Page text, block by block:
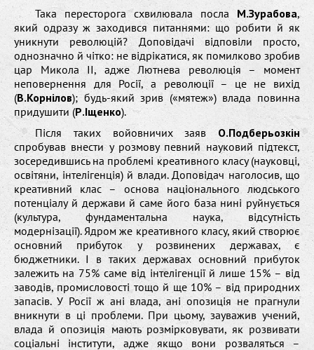
Така пересторога схвилювала посла М.Зурабова,
який одразу ж заходився питаннями: що робити й як
уникнути революцій? Доповідачі відповіли просто,
однозначно й чітко: не відрікатися, як помилково зробив
цар Микола ІІ, адже Лютнева революція – момент
неповернення для Росії, а революції – це не вихід
(В.Корнілов); будь-який зрив («мятеж») влада повинна
придушити (Р.Іщенко).
Після таких войовничих заявО.Подберьозкін
спробував внести у розмову певний науковий підтекст,
зосередившись на проблемі креативного класу (науковці,
освітяни, інтелігенція) й влади. Доповідач наголосив, що
креативний клас – основа національного людського
потенціалу й держави й саме його база нині руйнується
(культура, фундаментальна наука, відсутність
модернізації). Ядром же креативного класу, який створює
основний прибуток у розвинених державах, є
бюджетники. І в таких державах основний прибуток
залежить на 75% саме від інтелігенції й лише 15% – від
заводів, промисловості тощо й ще 10% – від природних
запасів. У Росії ж ані влада, ані опозиція не прагнули
вникнути в ці проблеми. При цьому, зауважив учений,
влада й опозиція мають розмірковувати, як розвивати
соціальні інститути, адже якщо вони розваляться –